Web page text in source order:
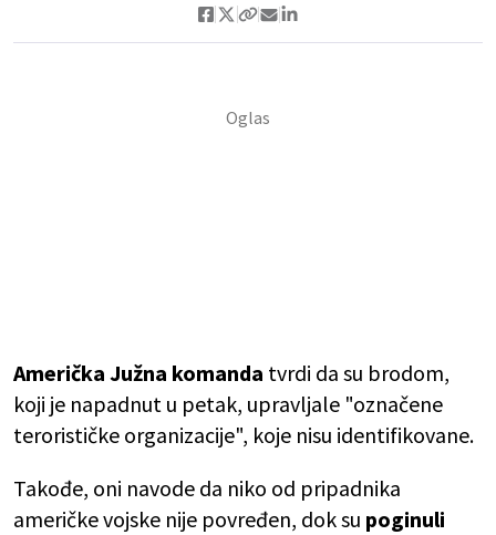
Američka Južna komanda tvrdi da su brodom,
koji je napadnut u petak, upravljale "označene
terorističke organizacije", koje nisu identifikovane.
Takođe, oni navode da niko od pripadnika
američke vojske nije povređen, dok su poginuli